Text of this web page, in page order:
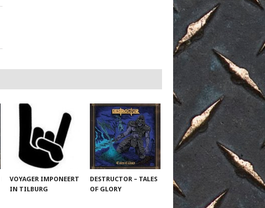
VOYAGER IMPONEERT
IN TILBURG
DESTRUCTOR – TALES
OF GLORY